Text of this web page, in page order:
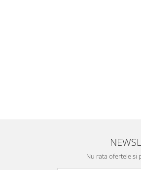
Nu rata ofertele si